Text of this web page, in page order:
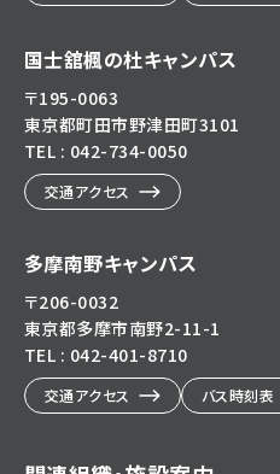
国士舘楓の杜キャンパス
〒195-0063
東京都町田市野津田町3101
TEL : 042-734-0050
交通アクセス
多摩南野キャンパス
〒206-0032
東京都多摩市南野2-11-1
TEL : 042-401-8710
交通アクセス バス時刻表